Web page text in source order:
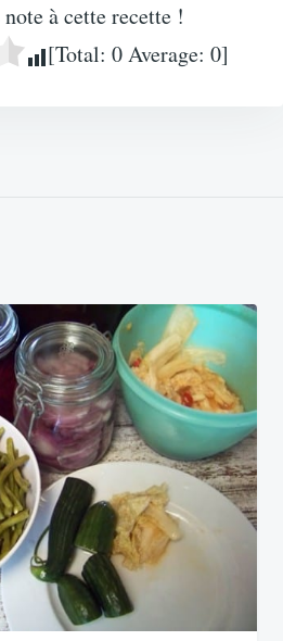
à cette recette !
[Total: 0Average: 0]